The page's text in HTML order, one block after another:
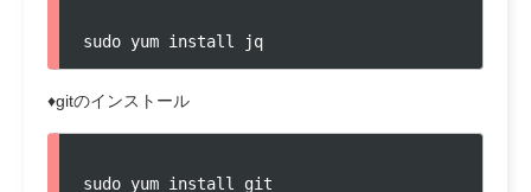
sudo yum install jq
♦gitのインストール
sudo yum install git